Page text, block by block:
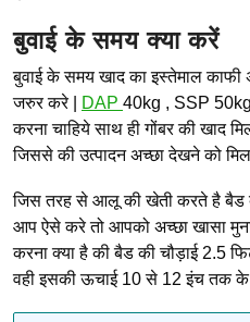
बुवाई के समय क्या करें
बुवाई के समय खाद का इस्तेमाल
जरुर करे |
DAP 40kg , SSP
करना चाहिये साथ ही गोंबर की खाद
जिससे की उत्पादन अच्छा देखने को मिल
जिस तरह से आलू की खेती करते है बैड
आप ऐसे करे तो आपको अच्छा खासा
करना क्या है की बैड की चौड़ाई 2.5
वही इसकी ऊचाई 10 से 12 इंच तक के